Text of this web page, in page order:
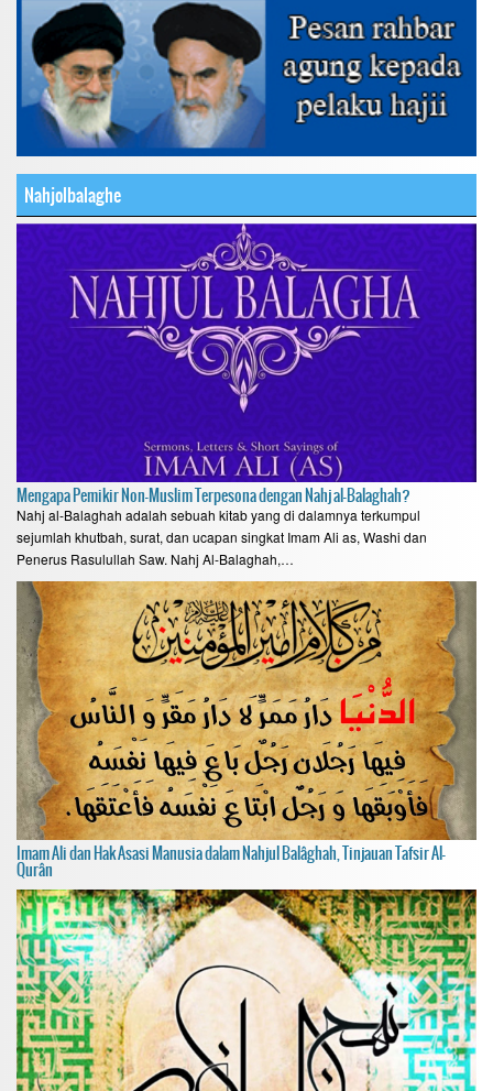
Nahjolbalaghe
Mengapa Pemikir Non-Muslim Terpesona dengan Nahj al-Balaghah?
Nahj al-Balaghah adalah sebuah kitab yang di dalamnya terkumpul
sejumlah khutbah, surat, dan ucapan singkat Imam Ali as, Washi dan
Penerus Rasulullah Saw. Nahj Al-Balaghah,…
Imam Ali dan Hak Asasi Manusia dalam Nahjul Balâghah, Tinjauan Tafsir Al-
Qurân